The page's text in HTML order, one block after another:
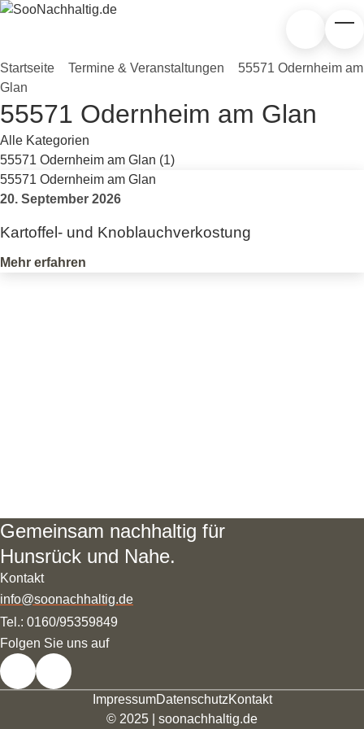
Zum Hauptinhalt springen
Startseite Termine & Veranstaltungen
55571 Odernheim am
Glan
55571 Odernheim am Glan
Nach Kategorie filtern
Nach Kategorie filtern
55571 Odernheim am Glan
20. September 2026
Kartoffel- und Knoblauchverkostung
Mehr erfahren
Gemeinsam nachhaltig für
Hunsrück und Nahe.
Kontakt
info@soonachhaltig.de
Tel.: 0160/95359849
Folgen Sie uns auf
InstagramFacebook
ImpressumDatenschutzKontakt
© 2025 | soonachhaltig.de